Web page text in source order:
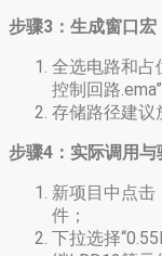
步骤3：生成窗口宏
全选电路和占
控制回路.ema”
存储路径建议
步骤4：实际调用与
新项目中点
件；
下拉选择